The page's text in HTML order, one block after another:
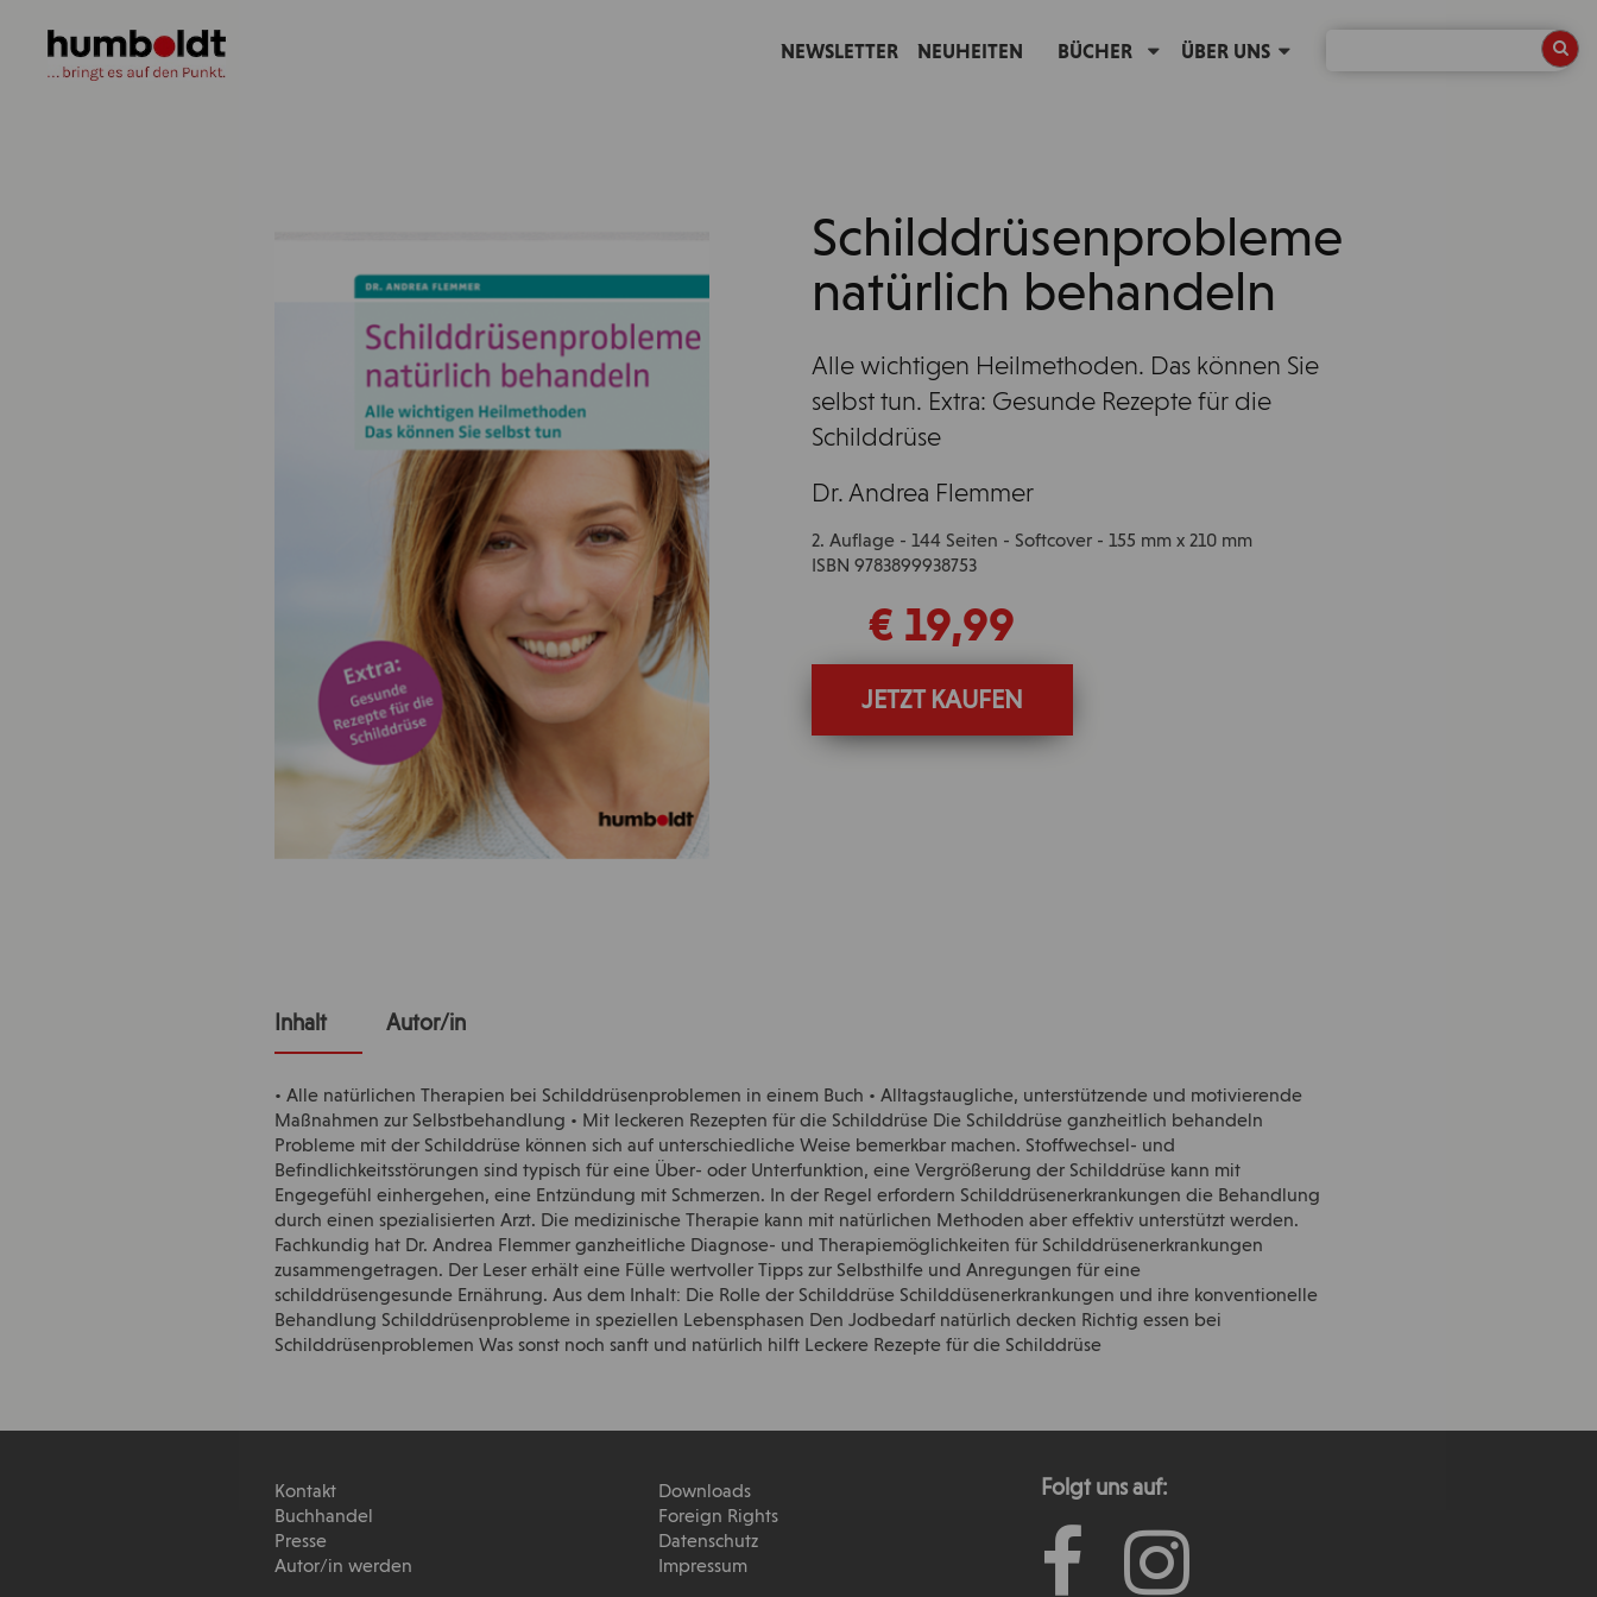
NEWSLETTER NEUHEITEN BÜCHER ÜBER UNS
Schilddrüsenprobleme
natürlich behandeln
Alle wichtigen Heilmethoden. Das können Sie
selbst tun. Extra: Gesunde Rezepte für die
Schilddrüse
Dr. Andrea Flemmer
2. Auflage - 144 Seiten - Softcover - 155 mm x 210 mm
ISBN 9783899938753
€ 19,99
JETZT KAUFEN
Inhalt Autor/in
• Alle natürlichen Therapien bei Schilddrüsenproblemen in einem Buch • Alltagstaugliche, unterstützende und motivierende
Maßnahmen zur Selbstbehandlung • Mit leckeren Rezepten für die Schilddrüse Die Schilddrüse ganzheitlich behandeln
Probleme mit der Schilddrüse können sich auf unterschiedliche Weise bemerkbar machen. Stoffwechsel- und
Befindlichkeitsstörungen sind typisch für eine Über- oder Unterfunktion, eine Vergrößerung der Schilddrüse kann mit
Engegefühl einhergehen, eine Entzündung mit Schmerzen. In der Regel erfordern Schilddrüsenerkrankungen die Behandlung
durch einen spezialisierten Arzt. Die medizinische Therapie kann mit natürlichen Methoden aber effektiv unterstützt werden.
Fachkundig hat Dr. Andrea Flemmer ganzheitliche Diagnose- und Therapiemöglichkeiten für Schilddrüsenerkrankungen
zusammengetragen. Der Leser erhält eine Fülle wertvoller Tipps zur Selbsthilfe und Anregungen für eine
schilddrüsengesunde Ernährung. Aus dem Inhalt: Die Rolle der Schilddrüse Schilddüsenerkrankungen und ihre konventionelle
Behandlung Schilddrüsenprobleme in speziellen Lebensphasen Den Jodbedarf natürlich decken Richtig essen bei
Schilddrüsenproblemen Was sonst noch sanft und natürlich hilft Leckere Rezepte für die Schilddrüse
Folgt uns auf:
Kontakt
Buchhandel
Presse
Autor/in werden
Downloads
Foreign Rights
Datenschutz
Impressum